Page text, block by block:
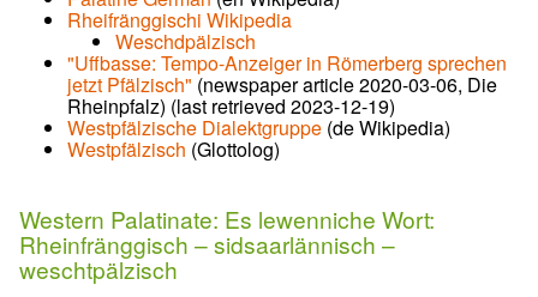
Rheifränggischi Wikipedia
Weschdpälzisch
"Uffbasse: Tempo-Anzeiger in Römerberg sprechen
jetzt Pfälzisch" (newspaper article 2020-03-06, Die
Rheinpfalz) (last retrieved 2023-12-19)
Westpfälzische Dialektgruppe (de Wikipedia)
Westpfälzisch (Glottolog)
Western Palatinate: Es lewenniche Wort:
Rheinfränggisch – sidsaarlännisch –
weschtpälzisch